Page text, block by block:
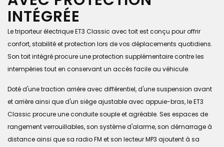
INTÉGRÉE
Le triporteur électrique ET3 Classic avec toit est conçu pour offrir
confort, stabilité et protection lors de vos déplacements quotidiens.
Son toit intégré procure une protection supplémentaire contre les
intempéries tout en conservant un accès facile au véhicule.
Doté d'une traction arrière avec différentiel, d'une suspension avant
et arrière ainsi que d'un siège ajustable avec appuie-bras, le ET3
Classic procure une conduite souple et agréable. Ses espaces de
rangement verrouillables, son système d'alarme, son démarrage à
distance ainsi que sa radio FM et son lecteur MP3 ajoutent à sa